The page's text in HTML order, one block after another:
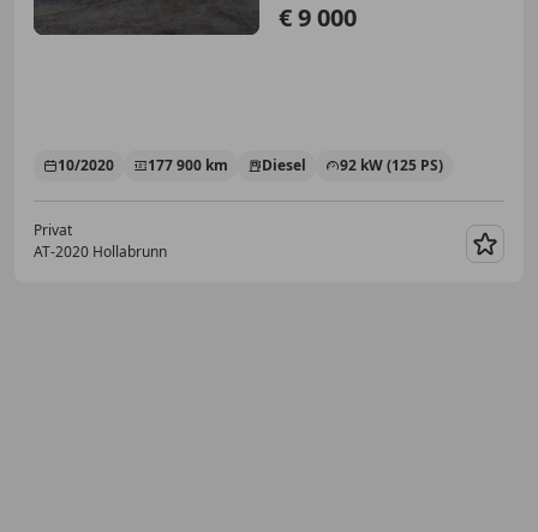
€ 9 000
10/2020 177 900 km Diesel 92 kW (125 PS)
Privat
AT-2020 Hollabrunn